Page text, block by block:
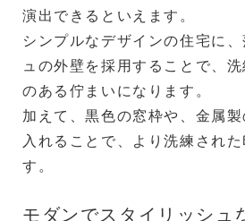
演出できるといえます。
シンプルなデザインの住宅に
ュの外壁を採用することで、
のある佇まいになります。
加えて、黒色の窓枠や、金属
入れることで、より洗練され
す。
モダンでスタイリッシュ